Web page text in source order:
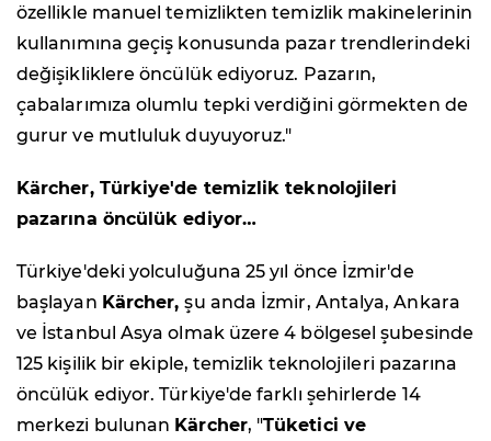
özellikle manuel temizlikten temizlik makinelerinin
kullanımına geçiş konusunda pazar trendlerindeki
değişikliklere öncülük ediyoruz. Pazarın,
çabalarımıza olumlu tepki verdiğini görmekten de
gurur ve mutluluk duyuyoruz."
Kärcher, Türkiye'de temizlik teknolojileri
pazarına öncülük ediyor…
Türkiye'deki yolculuğuna 25 yıl önce İzmir'de
başlayan Kärcher,şu anda İzmir, Antalya, Ankara
ve İstanbul Asya olmak üzere 4 bölgesel şubesinde
125 kişilik bir ekiple, temizlik teknolojileri pazarına
öncülük ediyor. Türkiye'de farklı şehirlerde 14
merkezi bulunan Kärcher, "Tüketici ve